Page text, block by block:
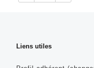
Liens utiles